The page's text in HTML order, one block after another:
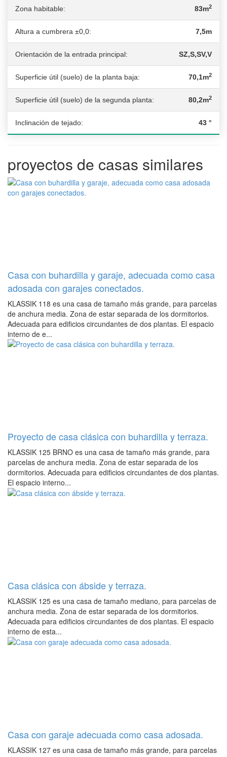
Zona habitable: 83m2
Altura a cumbrera ±0,0: 7,5m
Orientación de la entrada principal: SZ,S,SV,V
Superficie útil (suelo) de la planta baja: 70,1m2
Superficie útil (suelo) de la segunda planta: 80,2m2
Inclinación de tejado: 43 °
proyectos de casas similares
Casa con buhardilla y garaje, adecuada como casa
adosada con garajes conectados.
KLASSIK 118 es una casa de tamaño más grande, para parcelas
de anchura media. Zona de estar separada de los dormitorios.
Adecuada para edificios circundantes de dos plantas. El espacio
interno de e...
Proyecto de casa clásica con buhardilla y terraza.
KLASSIK 125 BRNO es una casa de tamaño más grande, para
parcelas de anchura media. Zona de estar separada de los
dormitorios. Adecuada para edificios circundantes de dos plantas.
El espacio interno...
Casa clásica con ábside y terraza.
KLASSIK 125 es una casa de tamaño mediano, para parcelas de
anchura media. Zona de estar separada de los dormitorios.
Adecuada para edificios circundantes de dos plantas. El espacio
interno de esta...
Casa con garaje adecuada como casa adosada.
KLASSIK 127 es una casa de tamaño más grande, para parcelas